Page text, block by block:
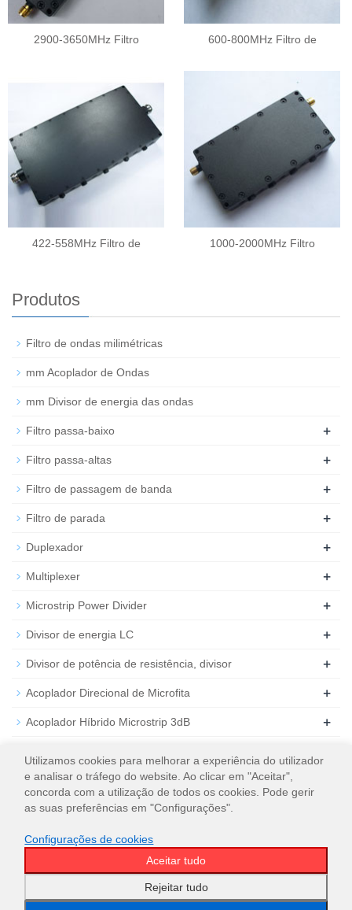
2900-3650MHz Filtro 600-800MHz Filtro de
422-558MHz Filtro de 1000-2000MHz Filtro
Produtos
Filtro de ondas milimétricas
mm Acoplador de Ondas
mm Divisor de energia das ondas
Filtro passa-baixo +
Filtro passa-altas +
Filtro de passagem de banda +
Filtro de parada +
Duplexador +
Multiplexer +
Microstrip Power Divider +
Divisor de energia LC +
Divisor de potência de resistência, divisor +
Acoplador Direcional de Microfita +
Acoplador Híbrido Microstrip 3dB +
Carga de RF coaxial
WT Microwave INC.
Utilizamos cookies para melhorar a experiência do utilizador
e analisar o tráfego do website. Ao clicar em "Aceitar",
concorda com a utilização de todos os cookies. Pode gerir
as suas preferências em "Configurações".
Configurações de cookies
Aceitar tudo
Rejeitar tudo